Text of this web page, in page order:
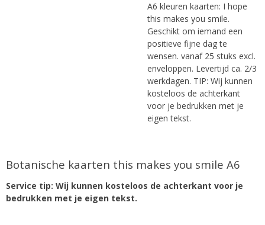
A6 kleuren kaarten: I hope
this makes you smile.
Geschikt om iemand een
positieve fijne dag te
wensen. vanaf 25 stuks excl.
enveloppen. Levertijd ca. 2/3
werkdagen. TIP: Wij kunnen
kosteloos de achterkant
voor je bedrukken met je
eigen tekst.
Botanische kaarten this makes you smile A6
Service tip: Wij kunnen kosteloos de achterkant voor je
bedrukken met je eigen tekst.